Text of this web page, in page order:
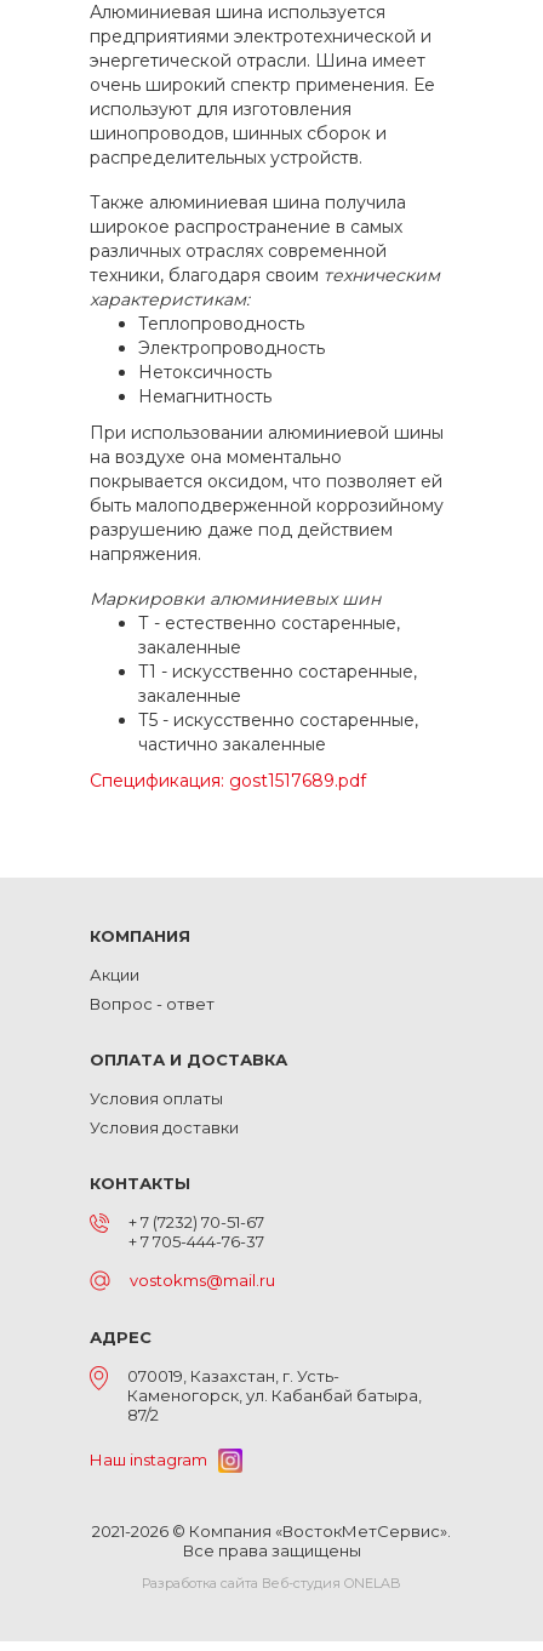
Алюминиевая шина используется
предприятиями электротехнической и
энергетической отрасли. Шина имеет
очень широкий спектр применения. Ее
используют для изготовления
шинопроводов, шинных сборок и
распределительных устройств.
Также алюминиевая шина получила
широкое распространение в самых
различных отраслях современной
техники, благодаря своим техническим
характеристикам:
Теплопроводность
Электропроводность
Нетоксичность
Немагнитность
При использовании алюминиевой шины
на воздухе она моментально
покрывается оксидом, что позволяет ей
быть малоподверженной коррозийному
разрушению даже под действием
напряжения.
Маркировки алюминиевых шин
Т - естественно состаренные,
закаленные
Т1 - искусственно состаренные,
закаленные
Т5 - искусственно состаренные,
частично закаленные
Спецификация: gost1517689.pdf
КОМПАНИЯ
Акции
Вопрос - ответ
ОПЛАТА И ДОСТАВКА
Условия оплаты
Условия доставки
КОНТАКТЫ
+ 7 (7232) 70-51-67
+ 7 705-444-76-37
vostokms@mail.ru
АДРЕС
070019, Казахстан, г. Усть-
Каменогорск, ул. Кабанбай батыра,
87/2
Наш instagram
2021-2026 © Компания «ВостокМетСервис».
Все права защищены
Разработка сайта Веб-студия ONELAB